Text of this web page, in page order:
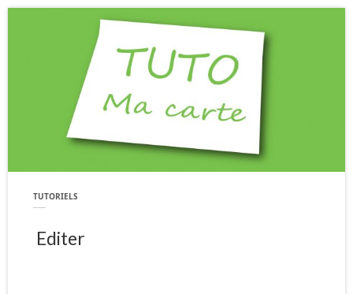
TUTORIELS
Editer